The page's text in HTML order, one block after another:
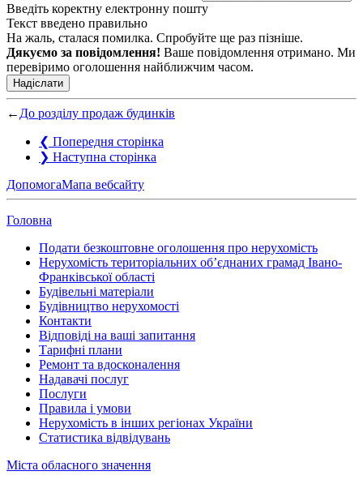
Введіть коректну електронну пошту
Текст введено правильно
На жаль, сталася помилка. Спробуйте ще раз пізніше.
Дякуємо за повідомлення! Ваше повідомлення отримано. Ми
перевіримо оголошення найближчим часом.
Надіслати
← До розділу продаж будинків
❮ Попередня сторінка
❯ Наступна сторінка
ДопомогаМапа вебсайту
Головна
Подати безкоштовне оголошення про нерухомість
Нерухомість територіальних об’єднаних грамад Івано-
Франківської області
Будівельні матеріали
Будівництво нерухомості
Контакти
Відповіді на ваші запитання
Тарифні плани
Ремонт та вдосконалення
Надавачі послуг
Послуги
Правила і умови
Нерухомість в інших регіонах України
Статистика відвідувань
Міста обласного значення